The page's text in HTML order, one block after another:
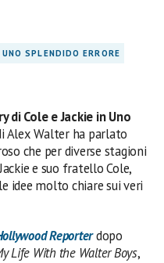
UNO SPLENDIDO ERRORE
di Cole e Jackie in Uno
Alex Walter ha parlato
che per diverse stagioni
e suo fratello Cole,
idee molto chiare sui veri
Reporterdopo
Life With the Walter Boys,